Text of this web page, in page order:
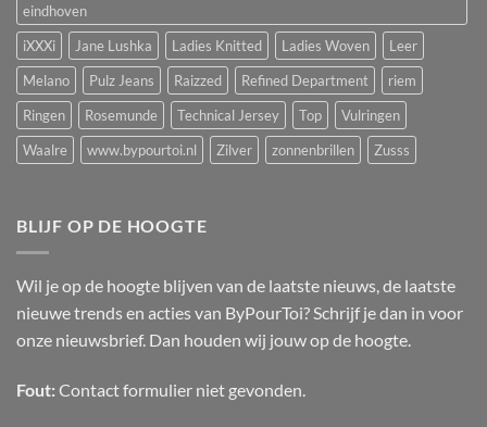
eindhoven
iXXXi
Jane Lushka Ladies Knitted Ladies Woven
Leer
Melano
Pulz Jeans Raizzed Refined Department
riem
Ringen
Rosemunde Technical Jersey Top
Vulringen
Waalre
www.bypourtoi.nl Zilver zonnenbrillen Zusss
BLIJF OP DE HOOGTE
Wil je op de hoogte blijven van de laatste nieuws, de laatste
nieuwe trends en acties van ByPourToi? Schrijf je dan in voor
onze nieuwsbrief. Dan houden wij jouw op de hoogte.
Fout: Contact formulier niet gevonden.